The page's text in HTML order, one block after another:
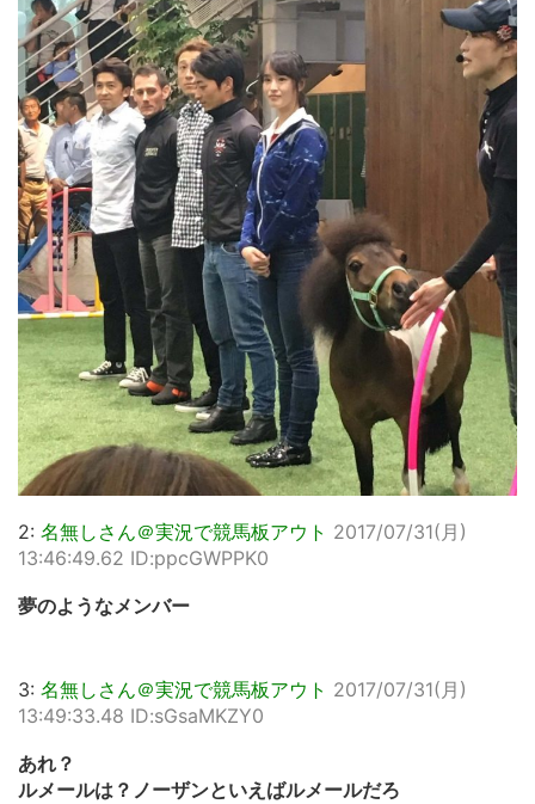
2: 名無しさん＠実況で競馬板アウト 2017/07/31(月)
13:46:49.62 ID:ppcGWPPK0
夢のようなメンバー
3: 名無しさん＠実況で競馬板アウト 2017/07/31(月)
13:49:33.48 ID:sGsaMKZY0
あれ？
ルメールは？ノーザンといえばルメールだろ